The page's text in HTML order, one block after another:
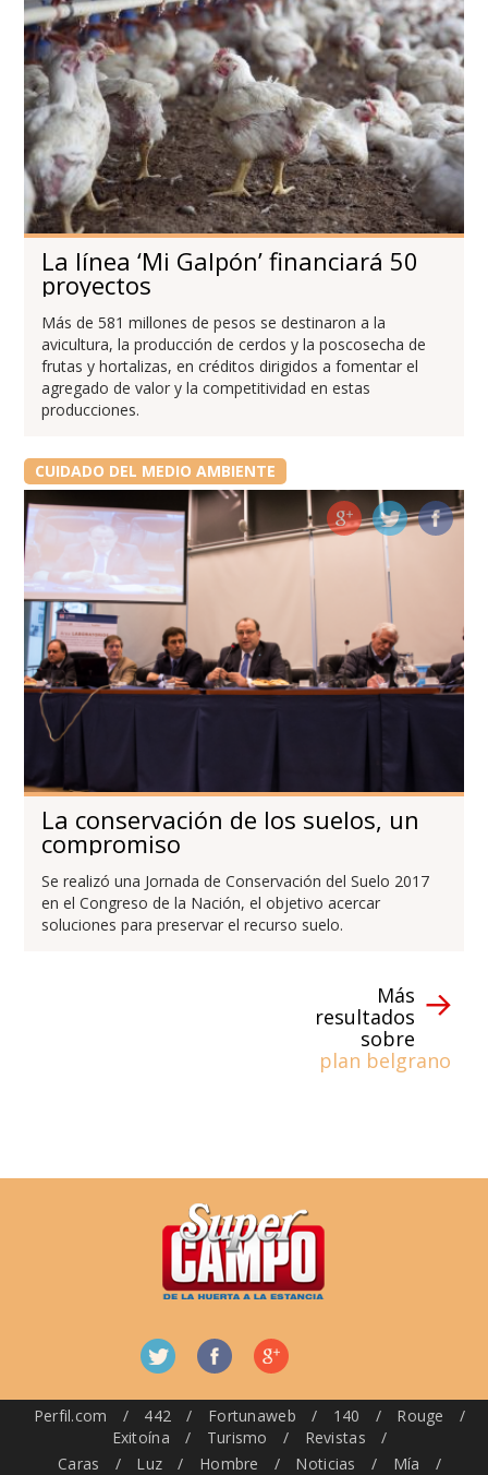
La línea ‘Mi Galpón’ financiará 50
proyectos
Más de 581 millones de pesos se destinaron a la
avicultura, la producción de cerdos y la poscosecha de
frutas y hortalizas, en créditos dirigidos a fomentar el
agregado de valor y la competitividad en estas
producciones.
CUIDADO DEL MEDIO AMBIENTE
La conservación de los suelos, un
compromiso
Se realizó una Jornada de Conservación del Suelo 2017
en el Congreso de la Nación, el objetivo acercar
soluciones para preservar el recurso suelo.
Más
resultados
sobre
plan belgrano
Perfil.com / 442 / Fortunaweb / 140 / Rouge
/
Exitoína
/ Turismo / Revistas
/
Caras
/ Luz / Hombre / Noticias / Mía /